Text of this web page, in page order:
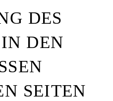
DES
IN DEN
SEITEN